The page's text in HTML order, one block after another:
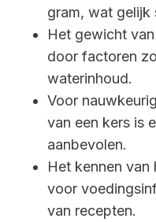
gram, wat gelijk
Het gewicht
door factoren
waterinhoud.
Voor
van een kers is
aanbevolen.
Het kennen
voor
van recepten.